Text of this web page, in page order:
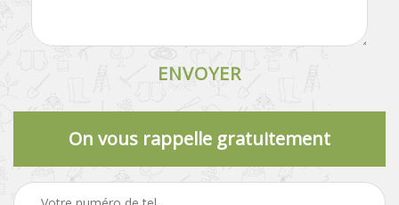
On vous rappelle gratuitement